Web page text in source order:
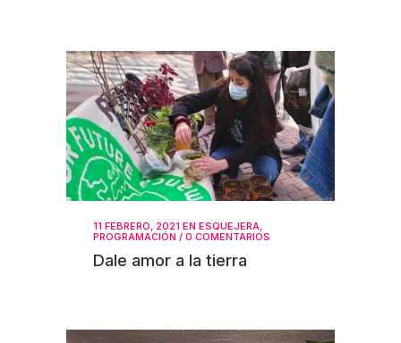
11 FEBRERO, 2021 EN ESQUEJERA,
PROGRAMACIÓN / 0 COMENTARIOS
Dale amor a la tierra